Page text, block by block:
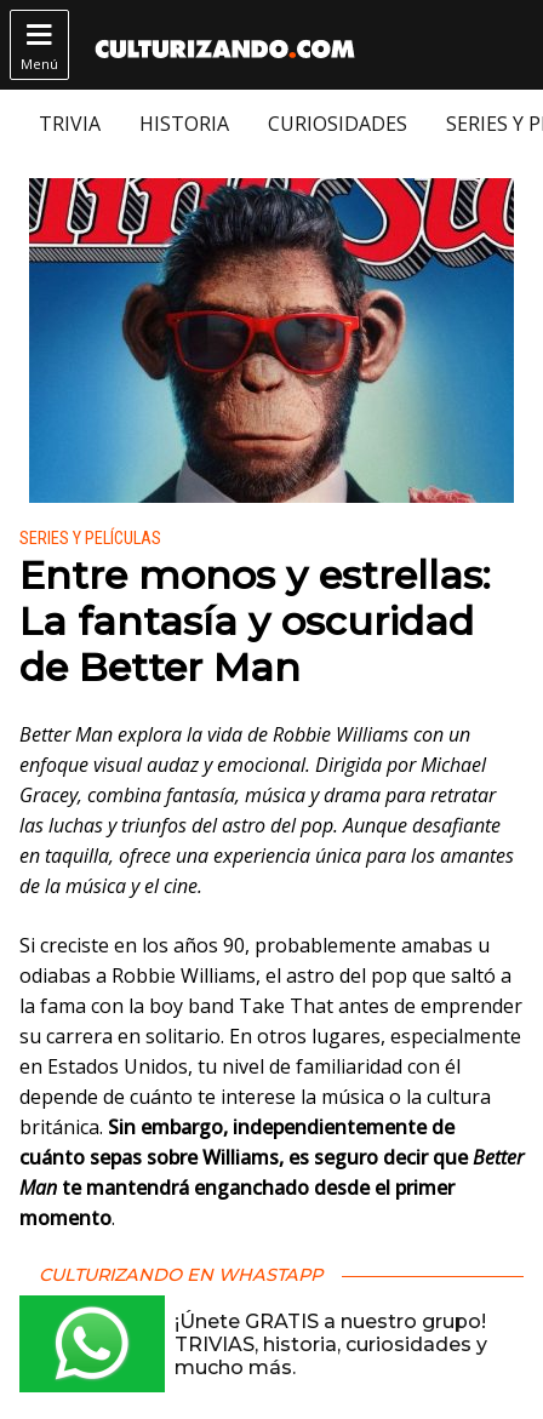

Menú
TRIVIA HISTORIA CURIOSIDADES SERIES Y
Publicado en:
SERIES Y PELÍCULAS
Entre monos y estrellas:
La fantasía y oscuridad
de Better Man
Better Man explora la vida de Robbie Williams con un
enfoque visual audaz y emocional. Dirigida por Michael
Gracey, combina fantasía, música y drama para retratar
las luchas y triunfos del astro del pop. Aunque desafiante
en taquilla, ofrece una experiencia única para los amantes
de la música y el cine.
Si creciste en los años 90, probablemente amabas u
odiabas a Robbie Williams, el astro del pop que saltó a
la fama con la boy band Take That antes de emprender
su carrera en solitario. En otros lugares, especialmente
en Estados Unidos, tu nivel de familiaridad con él
depende de cuánto te interese la música o la cultura
británica. Sin embargo, independientemente de
cuánto sepas sobre Williams, es seguro decir queBetter
Man te mantendrá enganchado desde el primer
momento.
CULTURIZANDO EN WHASTAPP
¡Únete GRATIS a nuestro grupo!
TRIVIAS, historia, curiosidades y
mucho más.